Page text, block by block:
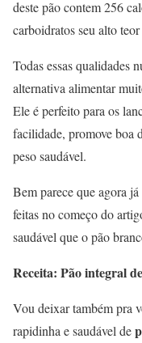
deste pão contem 256
carboidratos seu alto
Todas essas qualidades
alternativa alimentar
Ele é perfeito para os
facilidade, promove boa
peso saudável.
Bem parece que agora já
feitas no começo do
saudável que o pão
Receita: Pão integral
Vou deixar também pra
rapidinha e saudável de